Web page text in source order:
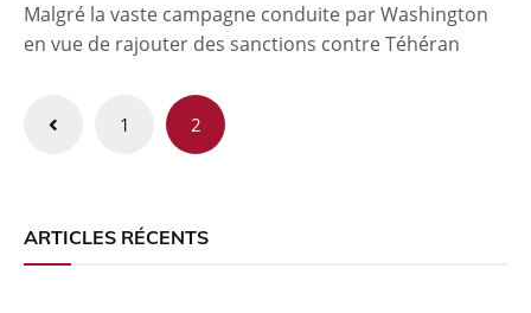
Malgré la vaste campagne conduite par Washington
en vue de rajouter des sanctions contre Téhéran
Pagination
1 2
ARTICLES RÉCENTS